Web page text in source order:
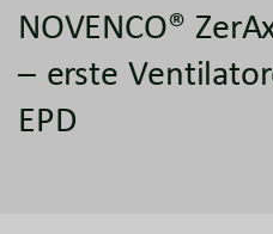
NOVENCO®
– erste
EPD